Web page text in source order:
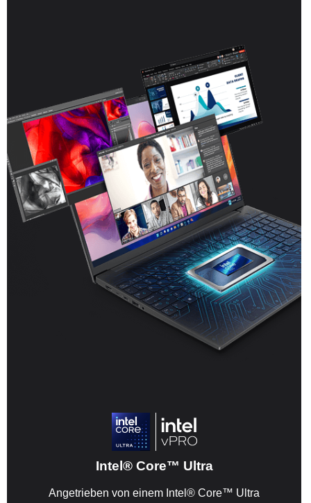
Intel® Core™ Ultra
Angetrieben von einem Intel® Core™ Ultra